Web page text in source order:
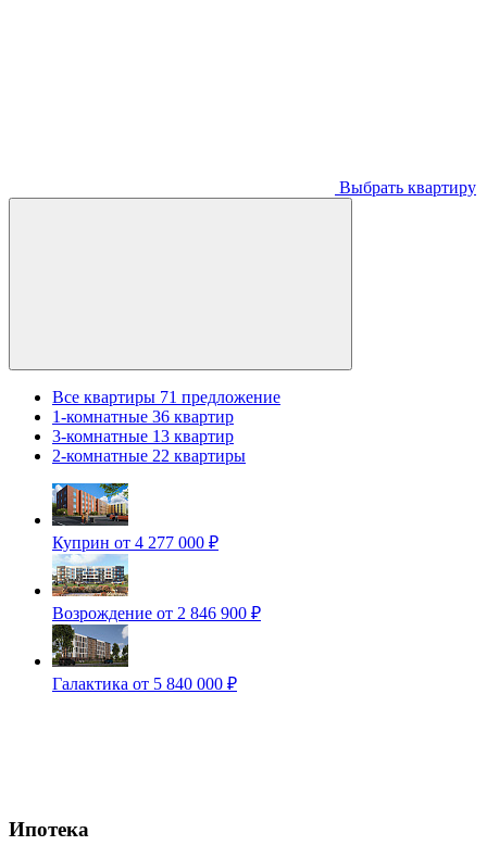
Выбрать квартиру
Все квартиры 71 предложение
1-комнатные 36 квартир
3-комнатные 13 квартир
2-комнатные 22 квартиры
Куприн от 4 277 000 ₽
Возрождение от 2 846 900 ₽
Галактика от 5 840 000 ₽
Ипотека